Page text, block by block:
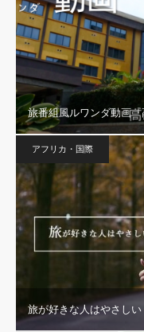
旅番組風ルワンダ動画
アフリカ・国際
旅が好きな人はやさしい